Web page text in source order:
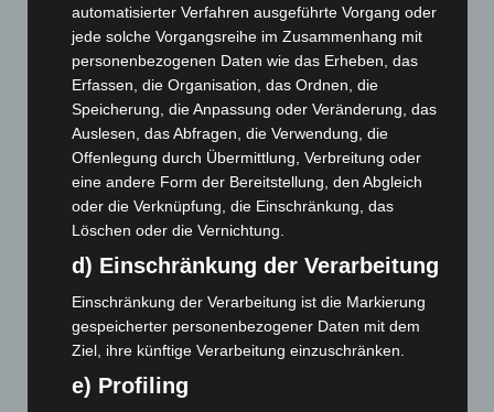
7. August 2026
Hannover: Erste Tigermücken-Population in Niedersachsen
entdeckt
7. August 2026
Brand im „Haus der Begegnung“ in Neuwarmbüchen schnell
eingedämmt
6. August 2026
Region Hannover: 21 neue Notfallsanitäter starten beim
Roten Kreuz
Mann läuft mit Hockeyschläger über A7 – Polizei sucht
Zeugen
5. August 2026
automatisierter Verfahren ausgeführte Vorgang oder
jede solche Vorgangsreihe im Zusammenhang mit
personenbezogenen Daten wie das Erheben, das
Erfassen, die Organisation, das Ordnen, die
Speicherung, die Anpassung oder Veränderung, das
Auslesen, das Abfragen, die Verwendung, die
Offenlegung durch Übermittlung, Verbreitung oder
eine andere Form der Bereitstellung, den Abgleich
oder die Verknüpfung, die Einschränkung, das
Löschen oder die Vernichtung.
d) Einschränkung der Verarbeitung
Einschränkung der Verarbeitung ist die Markierung
gespeicherter personenbezogener Daten mit dem
Ziel, ihre künftige Verarbeitung einzuschränken.
e) Profiling